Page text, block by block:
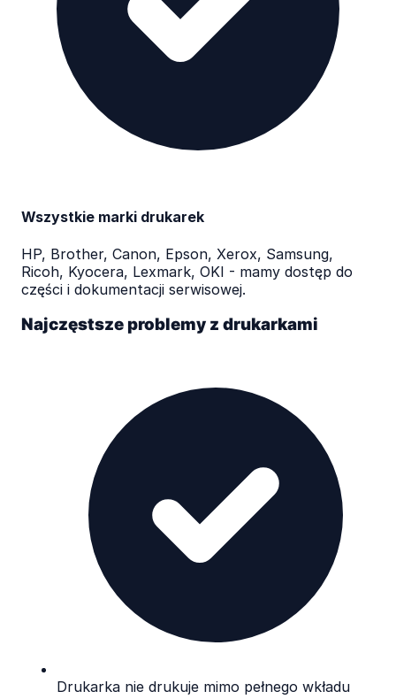
Wszystkie marki drukarek
HP, Brother, Canon, Epson, Xerox, Samsung,
Ricoh, Kyocera, Lexmark, OKI - mamy dostęp do
części i dokumentacji serwisowej.
Najczęstsze problemy z drukarkami
Drukarka nie drukuje mimo pełnego wkładu